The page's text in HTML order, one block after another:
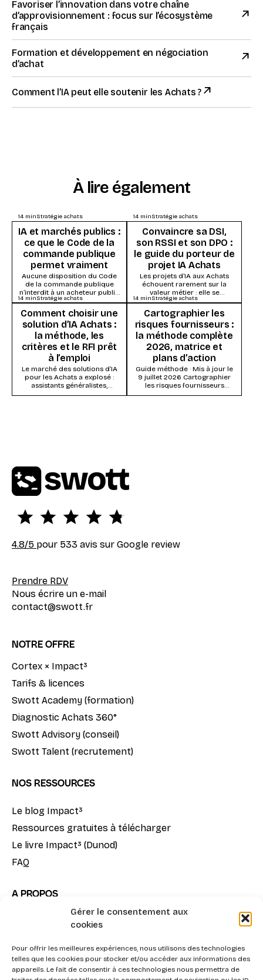
Gérer le consentement aux
cookies
Pour offrir les meilleures expériences, nous utilisons des technologies
telles que les cookies pour stocker et/ou accéder aux informations des
appareils. Le fait de consentir à ces technologies nous permettra de
Favoriser l’innovation dans votre chaîne
d’approvisionnement : focus sur l’écosystème
français
Formation et développement en négociation
d’achat
Comment l’IA peut elle soutenir les Achats ?
À lire également
14 minStratégie achats
IA et marchés publics :
ce que le Code de la
commande publique
permet vraiment
Aucune disposition du Code
de la commande publique
n’interdit à un acheteur public
d’utiliser l’intelligence
artificielle. Ce qui s’impose,
ce...
14 minStratégie achats
Convaincre sa DSI,
son RSSI et son DPO :
le guide du porteur de
projet IA Achats
Les projets d’IA aux Achats
échouent rarement sur la
valeur métier : elle se
démontre vite. Ils s’enlisent
dans la...
14 minStratégie achats
Comment choisir une
solution d’IA Achats :
la méthode, les
critères et le RFI prêt
à l’emploi
Le marché des solutions d’IA
pour les Achats a explosé :
assistants généralistes,
14 minStratégie achats
Cartographier les
risques fournisseurs :
la méthode complète
2026, matrice et
plans d’action
Guide méthode · Mis à jour le
9 juillet 2026 Cartographier
les risques fournisseurs
4.8/5 pour 533 avis sur Google review
Prendre RDV
Nous écrire un e-mail
contact@swott.fr
NOTRE OFFRE
Cortex × Impact³
Tarifs & licences
Swott Academy (formation)
Diagnostic Achats 360°
Swott Advisory (conseil)
Swott Talent (recrutement)
NOS RESSOURCES
Le blog Impact³
Ressources gratuites à télécharger
Le livre Impact³ (Dunod)
FAQ
A PROPOS
Notre mission
Nous contacter